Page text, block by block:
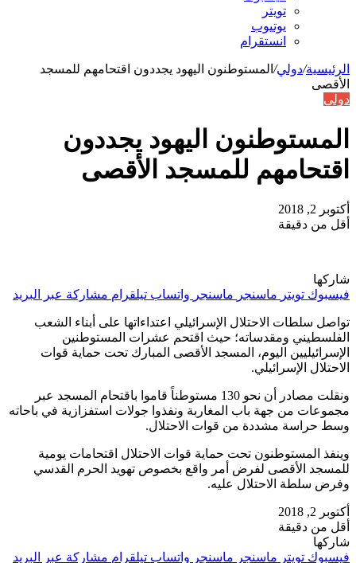
تويتر
يوتيوب
انستقرام
الرئيسية/دولي/ المستوطنون اليهود يجددون اقتحامهم للمسجد
الأقصى
دولي
المستوطنون اليهود يجددون
اقتحامهم للمسجد الأقصى
أكتوبر 2, 2018
أقل من دقيقة
شاركها
فيسبوك تويتر ماسنجر ماسنجر واتساب تيلقرام مشاركة عبر البريد
تواصل سلطات الاحتلال الإسرائيلي اعتداءاتها على أبناء الشعب
الفلسطيني ومقدساته؛ حيث اقتحم عشرات المستوطنين
الإسرائيليين اليوم، المسجد الأقصى المبارك تحت حماية قوات
الاحتلال الإسرائيلي.
ونقلت مصادر أن نحو 130 مستوطناً قاموا باقتحام المسجد عبر
مجموعات من جهة باب المغاربة ونفذوا جولات استفزازية في باحاته
وسط حراسة مشددة من قوات الاحتلال.
وينفذ المستوطنون تحت حماية قوات الاحتلال اقتحامات يومية
للمسجد الأقصى لفرض أمر واقع بخصوص تهويد الحرم القدسي
وفرض سلطة الاحتلال عليه.
أكتوبر 2, 2018
أقل من دقيقة
شاركها
فيسبوك تويتر ماسنجر ماسنجر واتساب تيلقرام مشاركة عبر البريد